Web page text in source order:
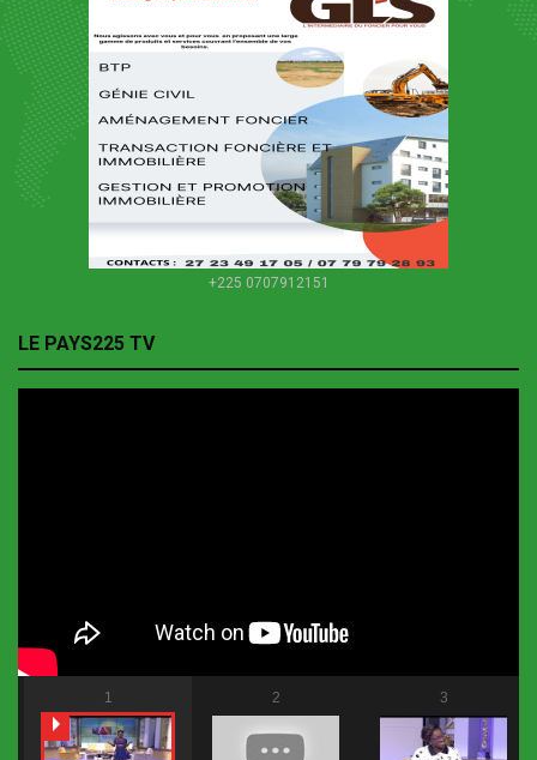
+225 0707912151
LE PAYS225 TV
1 2 3